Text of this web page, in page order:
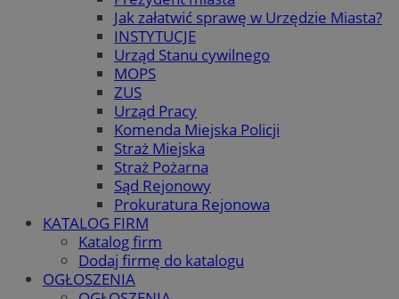
Jak załatwić sprawę w Urzędzie Miasta?
INSTYTUCJE
Urząd Stanu cywilnego
MOPS
ZUS
Urząd Pracy
Komenda Miejska Policji
Straż Miejska
Straż Pożarna
Sąd Rejonowy
Prokuratura Rejonowa
KATALOG FIRM
Katalog firm
Dodaj firmę do katalogu
OGŁOSZENIA